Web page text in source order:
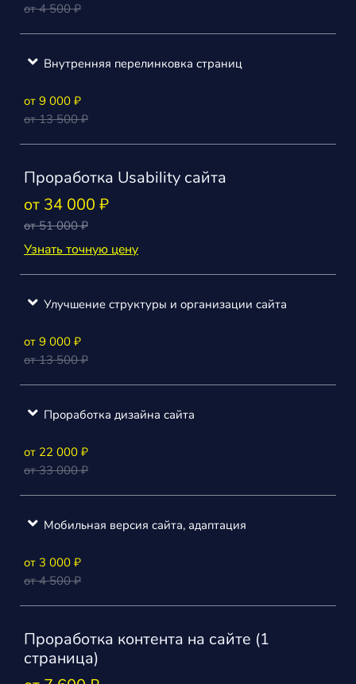
от 4 500 ₽
Внутренняя перелинковка страниц
от 9 000 ₽
от 13 500 ₽
Проработка Usability сайта
от 34 000 ₽
от 51 000 ₽
Узнать точную цену
Улучшение структуры и организации сайта
от 9 000 ₽
от 13 500 ₽
Проработка дизайна сайта
от 22 000 ₽
от 33 000 ₽
Мобильная версия сайта, адаптация
от 3 000 ₽
от 4 500 ₽
Проработка контента на сайте (1
страница)